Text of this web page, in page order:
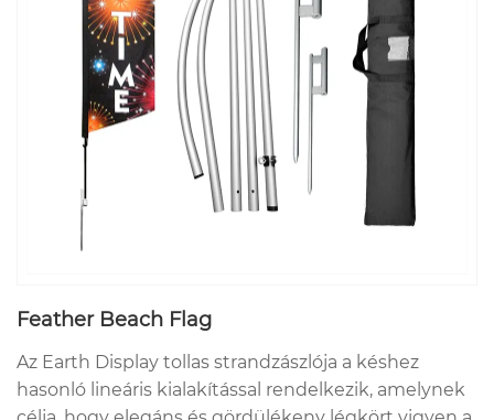
Feather Beach Flag
Az Earth Display tollas strandzászlója a késhez
hasonló lineáris kialakítással rendelkezik, amelynek